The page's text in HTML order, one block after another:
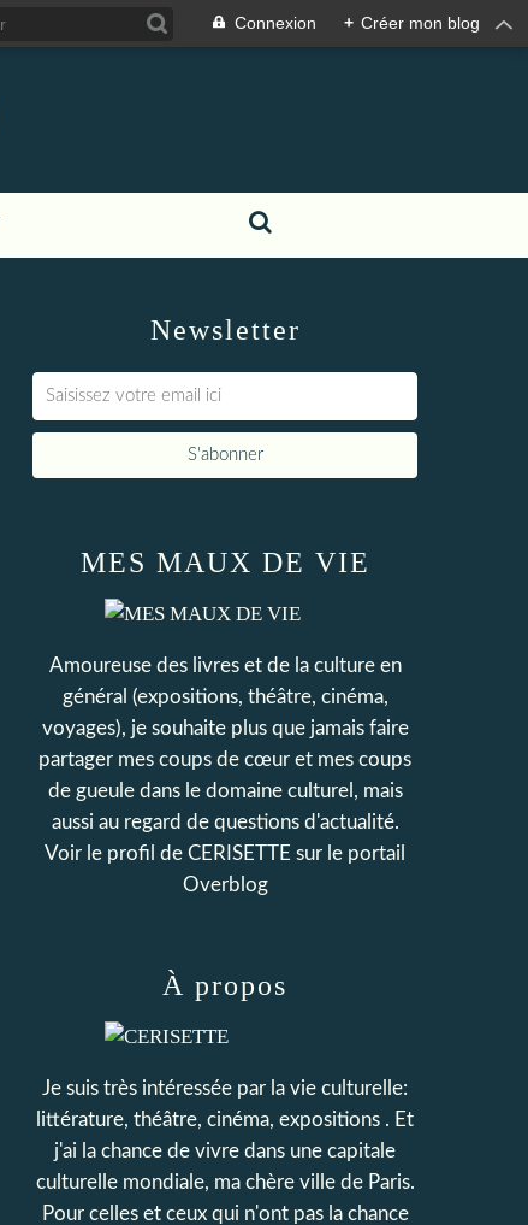
Connexion + Créer mon blog
Newsletter
MES MAUX DE VIE
Amoureuse des livres et de la culture en
général (expositions, théâtre, cinéma,
voyages), je souhaite plus que jamais faire
partager mes coups de cœur et mes coups
de gueule dans le domaine culturel, mais
aussi au regard de questions d'actualité.
Voir le profil de CERISETTE sur le portail
Overblog
À propos
Je suis très intéressée par la vie culturelle:
littérature, théâtre, cinéma, expositions . Et
j'ai la chance de vivre dans une capitale
culturelle mondiale, ma chère ville de Paris.
Pour celles et ceux qui n'ont pas la chance